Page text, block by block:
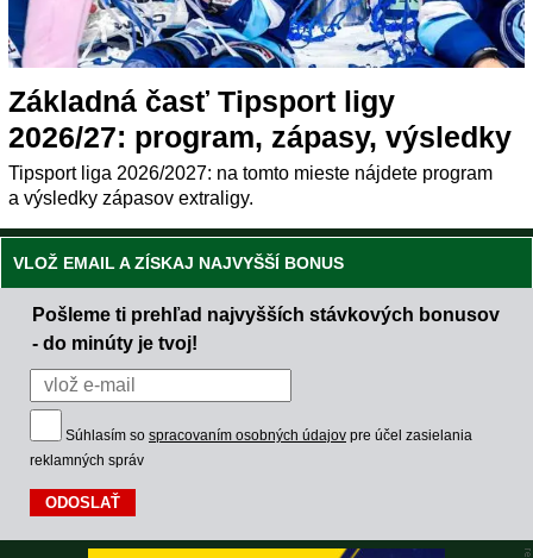
Základná časť Tipsport ligy
2026/27: program, zápasy, výsledky
Tipsport liga 2026/2027: na tomto mieste nájdete program
a výsledky zápasov extraligy.
VLOŽ EMAIL A ZÍSKAJ NAJVYŠŠÍ BONUS
Pošleme ti prehľad najvyšších stávkových bonusov
- do minúty je tvoj!
Súhlasím so spracovaním osobných údajov pre účel zasielania
reklamných správ